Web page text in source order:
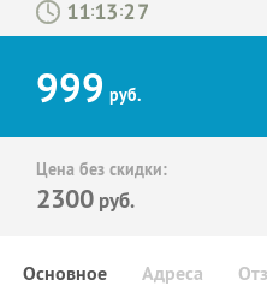
: :
999 руб.
Цена без скидки:
2300 руб.
Основное Адреса